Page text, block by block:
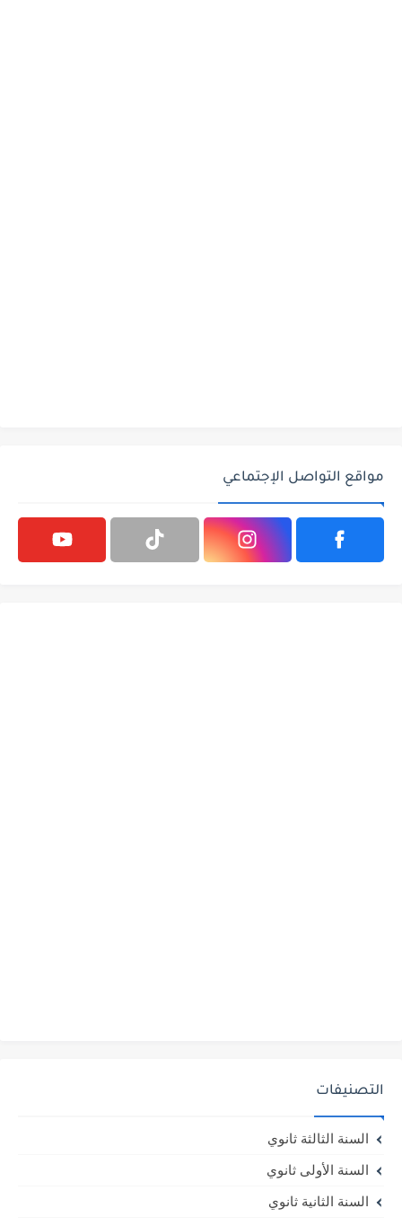
مواقع التواصل الإجتماعي
التصنيفات
السنة الثالثة ثانوي
السنة الأولى ثانوي
السنة الثانية ثانوي